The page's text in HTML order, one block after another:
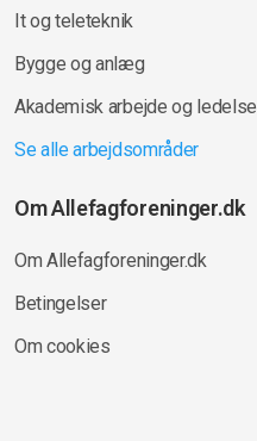
It og teleteknik
Bygge og anlæg
Akademisk arbejde og ledelse
Se alle arbejdsområder
Om Allefagforeninger.dk
Om Allefagforeninger.dk
Betingelser
Om cookies